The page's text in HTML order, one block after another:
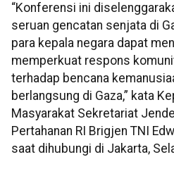
“Konferensi ini
seruan gencatan senjata di
para kepala negara dapat
memperkuat respons
terhadap bencana
berlangsung di Gaza,” kata
Masyarakat Sekretariat
Pertahanan RI Brigjen TNI
saat dihubungi di Jakarta,